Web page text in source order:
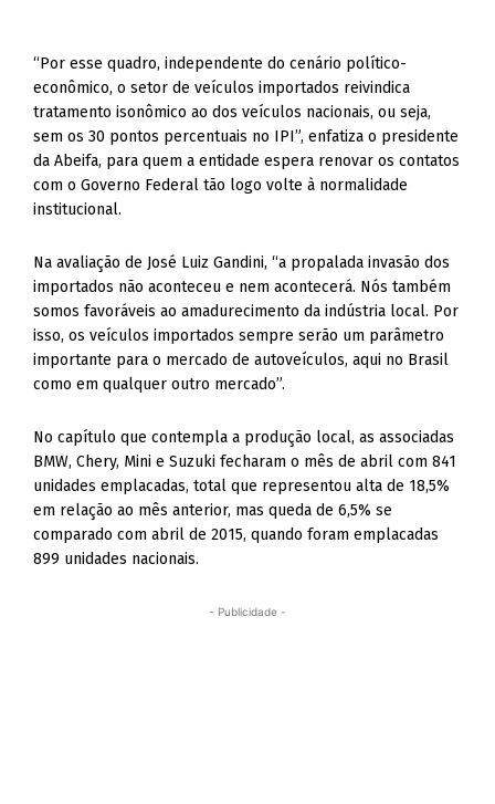
“Por esse quadro, independente do cenário político-
econômico, o setor de veículos importados reivindica
tratamento isonômico ao dos veículos nacionais, ou seja,
sem os 30 pontos percentuais no IPI”, enfatiza o presidente
da Abeifa, para quem a entidade espera renovar os contatos
com o Governo Federal tão logo volte à normalidade
institucional.
Na avaliação de José Luiz Gandini, “a propalada invasão dos
importados não aconteceu e nem acontecerá. Nós também
somos favoráveis ao amadurecimento da indústria local. Por
isso, os veículos importados sempre serão um parâmetro
importante para o mercado de autoveículos, aqui no Brasil
como em qualquer outro mercado”.
No capítulo que contempla a produção local, as associadas
BMW, Chery, Mini e Suzuki fecharam o mês de abril com 841
unidades emplacadas, total que representou alta de 18,5%
em relação ao mês anterior, mas queda de 6,5% se
comparado com abril de 2015, quando foram emplacadas
899 unidades nacionais.
- Publicidade -